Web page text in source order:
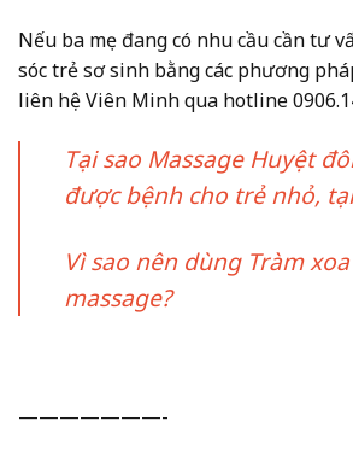
Nếu ba mẹ đang có nhu cầu cần tư
sóc trẻ sơ sinh bằng các phương
liên hệ Viên Minh qua hotline
Tại sao Massage Huyệt
được bệnh cho trẻ nhỏ,
Vì sao nên dùng Tràm
massage?
———————-